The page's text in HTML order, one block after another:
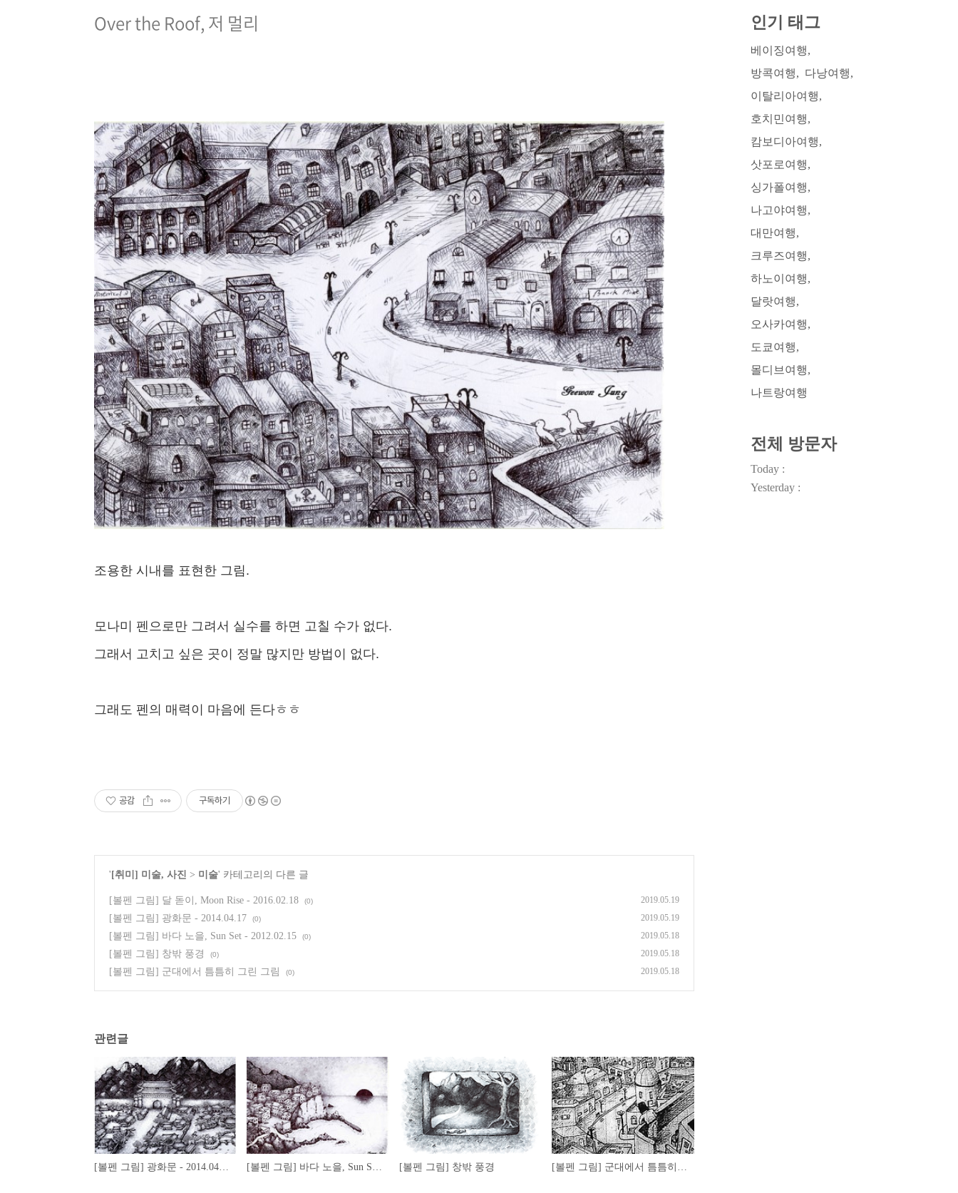
Over the Roof, 저 멀리
조용한 시내를 표현한 그림.
모나미 펜으로만 그려서 실수를 하면 고칠 수가 없다.
그래서 고치고 싶은 곳이 정말 많지만 방법이 없다.
그래도 펜의 매력이 마음에 든다ㅎㅎ
공감 구독하기
' [취미] 미술, 사진 > 미술' 카테고리의 다른 글
[볼펜 그림] 달 돋이, Moon Rise - 2016.02.18 (0) 2019.05.19
[볼펜 그림] 광화문 - 2014.04.17 (0) 2019.05.19
[볼펜 그림] 바다 노을, Sun Set - 2012.02.15 (0) 2019.05.18
[볼펜 그림] 창밖 풍경 (0) 2019.05.18
[볼펜 그림] 군대에서 틈틈히 그린 그림 (0) 2019.05.18
관련글
[볼펜 그림] 광화문 - 2014.04.17 [볼펜 그림] 바다 노을, Sun Set - 2012.02.15 [볼펜 그림] 창밖 풍경 [볼펜 그림] 군대에서 틈틈히 그린 그림
인기 태그
베이징여행
방콕여행
다낭여행
이탈리아여행
호치민여행
캄보디아여행
삿포로여행
싱가폴여행
나고야여행
대만여행
크루즈여행
하노이여행
달랏여행
오사카여행
도쿄여행
몰디브여행
나트랑여행
전체 방문자
Today :
Yesterday :